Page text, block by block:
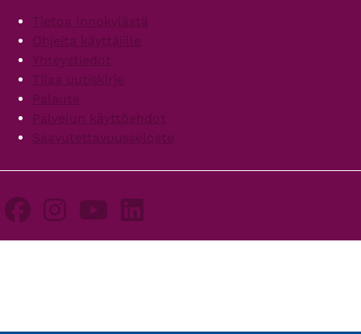
FooterTietoa Innokylästä
Ohjeita käyttäjille
Yhteystiedot
Tilaa uutiskirje
Palaute
Palvelun käyttöehdot
Saavutettavuusseloste